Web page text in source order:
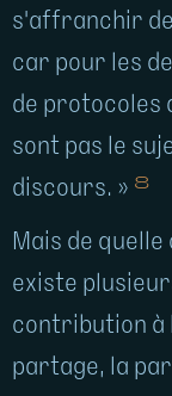
s'affranchir
car pour les
de protocoles
sont pas le
discours. » 8
Mais de
existe
contribution à
partage, la